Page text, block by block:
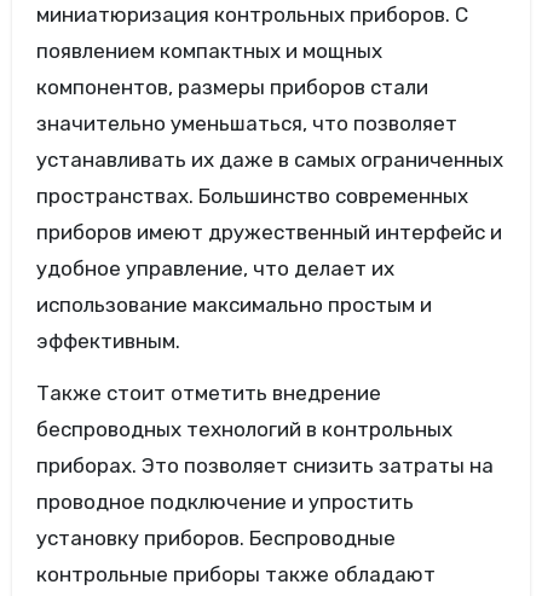
миниатюризация контрольных приборов. С
появлением компактных и мощных
компонентов, размеры приборов стали
значительно уменьшаться, что позволяет
устанавливать их даже в самых ограниченных
пространствах. Большинство современных
приборов имеют дружественный интерфейс и
удобное управление, что делает их
использование максимально простым и
эффективным.
Также стоит отметить внедрение
беспроводных технологий в контрольных
приборах. Это позволяет снизить затраты на
проводное подключение и упростить
установку приборов. Беспроводные
контрольные приборы также обладают